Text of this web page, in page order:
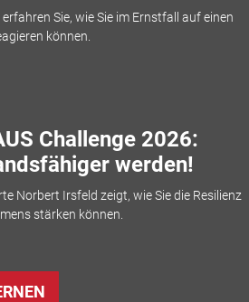
Sie, wie Sie im Ernstfall auf einen
können.
Challenge 2026:
werden!
Norbert Irsfeld zeigt, wie Sie die Resilienz
stärken können.